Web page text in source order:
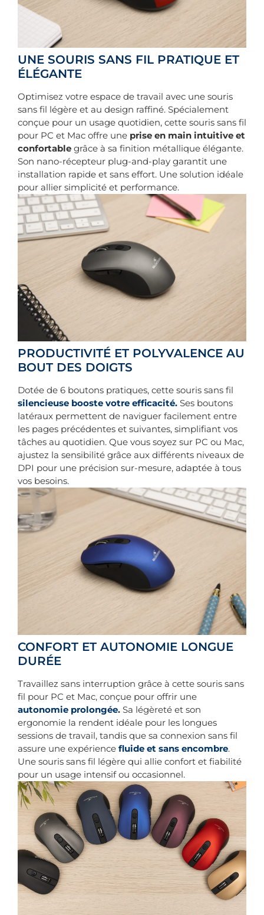
UNE SOURIS SANS FIL PRATIQUE ET
ÉLÉGANTE
Optimisez votre espace de travail avec une souris
sans fil légère et au design raffiné. Spécialement
conçue pour un usage quotidien, cette souris sans fil
pour PC et Mac offre une prise en main intuitive et
confortable grâce à sa finition métallique élégante.
Son nano-récepteur plug-and-play garantit une
installation rapide et sans effort. Une solution idéale
pour allier simplicité et performance.
PRODUCTIVITÉ ET POLYVALENCE AU
BOUT DES DOIGTS
Dotée de 6 boutons pratiques, cette souris sans fil
silencieuse booste votre efficacité. Ses boutons
latéraux permettent de naviguer facilement entre
les pages précédentes et suivantes, simplifiant vos
tâches au quotidien. Que vous soyez sur PC ou Mac,
ajustez la sensibilité grâce aux différents niveaux de
DPI pour une précision sur-mesure, adaptée à tous
vos besoins.
CONFORT ET AUTONOMIE LONGUE
DURÉE
Travaillez sans interruption grâce à cette souris sans
fil pour PC et Mac, conçue pour offrir une
autonomie prolongée. Sa légèreté et son
ergonomie la rendent idéale pour les longues
sessions de travail, tandis que sa connexion sans fil
assure une expérience fluide et sans encombre.
Une souris sans fil légère qui allie confort et fiabilité
pour un usage intensif ou occasionnel.